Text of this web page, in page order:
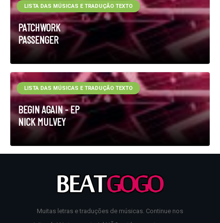
PATCHWORK
PASSENGER
LISTA DAS MÚSICAS E TRADUÇÃO TEXTO
BEGIN AGAIN - EP
NICK MULVEY
LISTA DAS MÚSICAS E TRADUÇÃO TEXTO
Muitas letras e traduções de músicas. Continue nos